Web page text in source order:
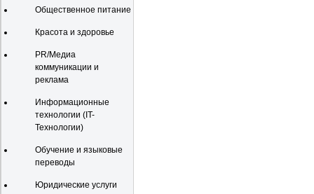
Общественное питание
Красота и здоровье
PR/Медиа
коммуникации и
реклама
Информационные
технологии (IT-
Технологии)
Обучение и языковые
переводы
Юридические услуги